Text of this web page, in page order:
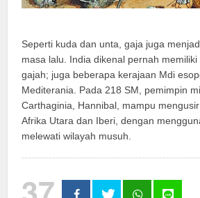
Seperti kuda dan unta, gaja juga
masa lalu. India dikenal pernah
gajah; juga beberapa kerajaan Mdi
Mediterania. Pada 218 SM, pemimpin
Carthaginia, Hannibal, mampu
Afrika Utara dan Iberi, dengan
melewati wilayah musuh.